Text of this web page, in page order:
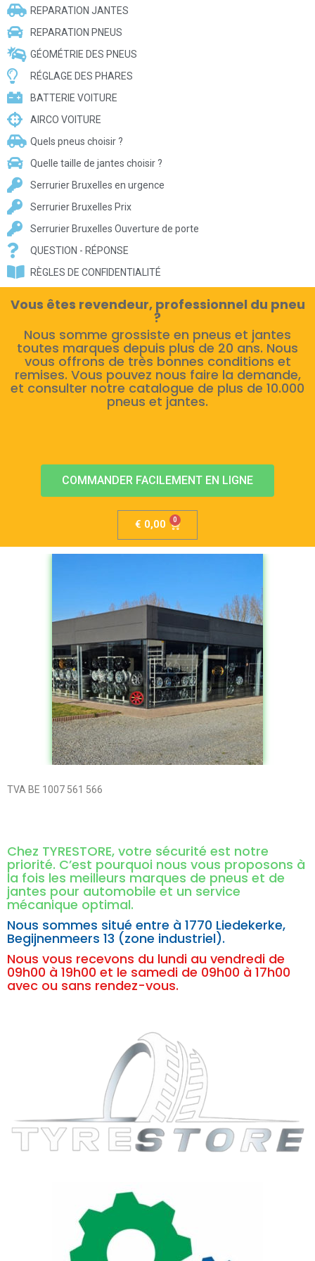
REPARATION JANTES
REPARATION PNEUS
GÉOMÉTRIE DES PNEUS
RÉGLAGE DES PHARES
BATTERIE VOITURE
AIRCO VOITURE
Quels pneus choisir ?
Quelle taille de jantes choisir ?
Serrurier Bruxelles en urgence
Serrurier Bruxelles Prix
Serrurier Bruxelles Ouverture de porte
QUESTION - RÉPONSE
RÈGLES DE CONFIDENTIALITÉ
Vous êtes revendeur, professionnel du pneu
?
Nous somme grossiste en pneus et jantes
toutes marques depuis plus de 20 ans. Nous
vous offrons de très bonnes conditions et
remises. Vous pouvez nous faire la demande,
et consulter notre catalogue de plus de 10.000
pneus et jantes.
COMMANDER FACILEMENT EN LIGNE
€ 0,00
TVA BE 1007 561 566
Chez TYRESTORE, votre sécurité est notre
priorité. C’est pourquoi nous vous proposons à
la fois les meilleurs marques de pneus et de
jantes pour automobile et un service
mécanique optimal.
Nous sommes situé entre à 1770 Liedekerke,
Begijnenmeers 13 (zone industriel).
Nous vous recevons du lundi au vendredi de
09h00 à 19h00 et le samedi de 09h00 à 17h00
avec ou sans rendez-vous.